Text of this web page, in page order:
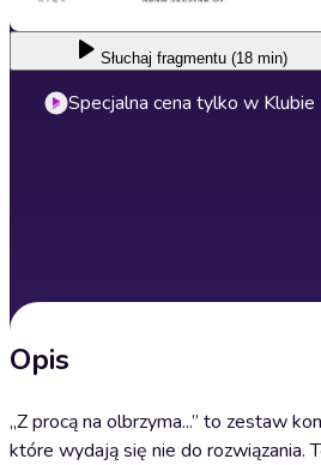
Słuchaj fragmentu (18 min)
Specjalna cena tylko w Klubie
Opis
„Z procą na olbrzyma...” to zestaw
które wydają się nie do rozwiązania.